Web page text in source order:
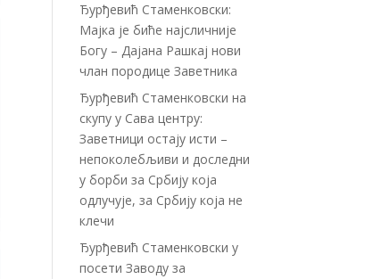
Ђурђевић Стаменковски:
Мајка је биће најсличније
Богу – Дајана Рашкај нови
члан породице Заветника
Ђурђевић Стаменковски на
скупу у Сава центру:
Заветници остају исти –
непоколебљиви и доследни
у борби за Србију која
одлучује, за Србију која не
клечи
Ђурђевић Стаменковски у
посети Заводу за